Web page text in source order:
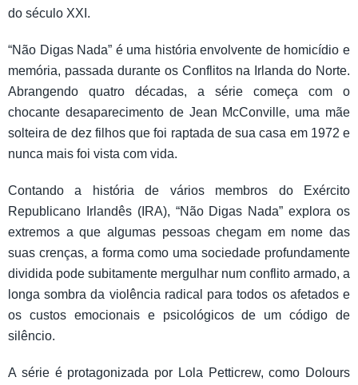
do século XXI.
“Não Digas Nada” é uma história envolvente de homicídio e
memória, passada durante os Conflitos na Irlanda do Norte.
Abrangendo quatro décadas, a série começa com o
chocante desaparecimento de Jean McConville, uma mãe
solteira de dez filhos que foi raptada de sua casa em 1972 e
nunca mais foi vista com vida.
Contando a história de vários membros do Exército
Republicano Irlandês (IRA), “Não Digas Nada” explora os
extremos a que algumas pessoas chegam em nome das
suas crenças, a forma como uma sociedade profundamente
dividida pode subitamente mergulhar num conflito armado, a
longa sombra da violência radical para todos os afetados e
os custos emocionais e psicológicos de um código de
silêncio.
A série é protagonizada por Lola Petticrew, como Dolours